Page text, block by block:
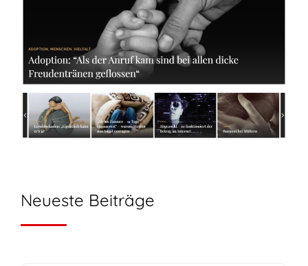
Neueste Beiträge